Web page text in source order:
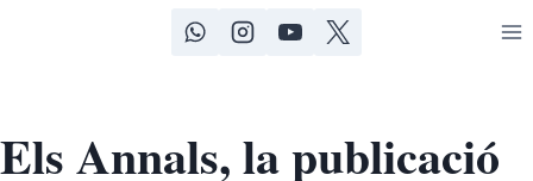
Els Annals, la publicació